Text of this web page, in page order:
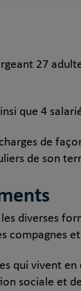
27
que 4
de
de son
diverses
compagnes
qui vivent
sociale et